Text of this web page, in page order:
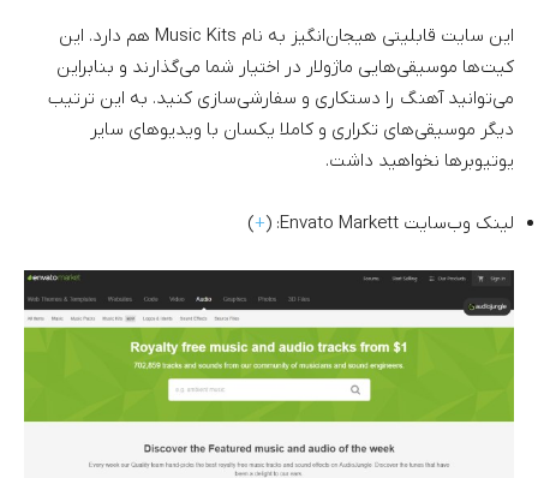
این سایت قابلیتی هیجان‌انگیز به نام Music Kits هم دارد. این
کیت‌ها موسیقی‌هایی ماژولار در اختیار شما می‌گذارند و بنابراین
می‌توانید آهنگ را دستکاری و سفارشی‌سازی کنید. به این ترتیب
دیگر موسیقی‌های تکراری و کاملا یکسان با ویدیوهای سایر
یوتیوبرها نخواهید داشت.
لینک وب‌سایت Envato Markett: ( +
)